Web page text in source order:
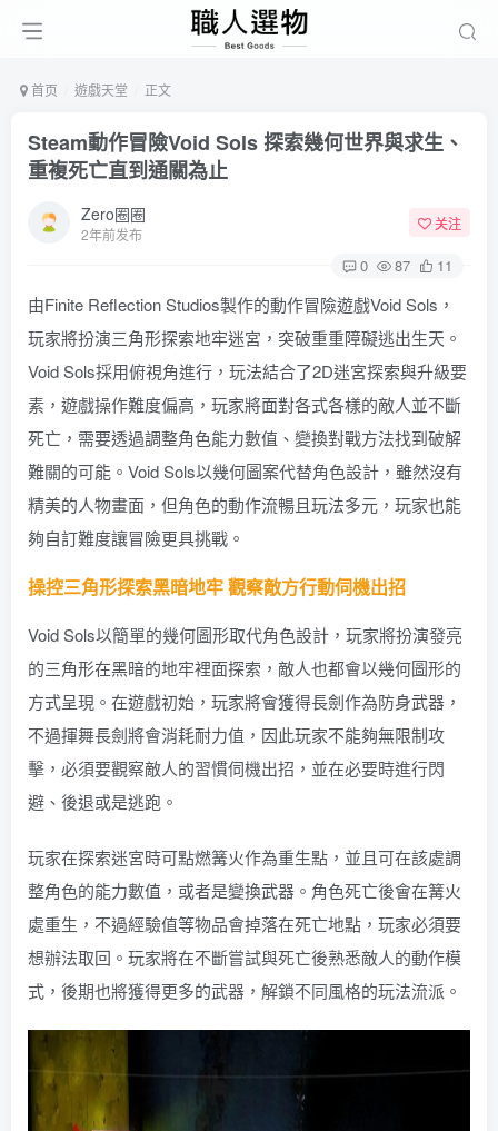
首页 遊戲天堂 正文
Steam動作冒險Void Sols 探索幾何世界與求生、
重複死亡直到通關為止
Zero圈圈
2年前发布
关注
0 87 11
由Finite Reflection Studios製作的動作冒險遊戲Void Sols，
玩家將扮演三角形探索地牢迷宮，突破重重障礙逃出生天。
Void Sols採用俯視角進行，玩法結合了2D迷宮探索與升級要
素，遊戲操作難度偏高，玩家將面對各式各樣的敵人並不斷
死亡，需要透過調整角色能力數值、變換對戰方法找到破解
難關的可能。Void Sols以幾何圖案代替角色設計，雖然沒有
精美的人物畫面，但角色的動作流暢且玩法多元，玩家也能
夠自訂難度讓冒險更具挑戰。
操控三角形探索黑暗地牢 觀察敵方行動伺機出招
Void Sols以簡單的幾何圖形取代角色設計，玩家將扮演發亮
的三角形在黑暗的地牢裡面探索，敵人也都會以幾何圖形的
方式呈現。在遊戲初始，玩家將會獲得長劍作為防身武器，
不過揮舞長劍將會消耗耐力值，因此玩家不能夠無限制攻
擊，必須要觀察敵人的習慣伺機出招，並在必要時進行閃
避、後退或是逃跑。
玩家在探索迷宮時可點燃篝火作為重生點，並且可在該處調
整角色的能力數值，或者是變換武器。角色死亡後會在篝火
處重生，不過經驗值等物品會掉落在死亡地點，玩家必須要
想辦法取回。玩家將在不斷嘗試與死亡後熟悉敵人的動作模
式，後期也將獲得更多的武器，解鎖不同風格的玩法流派。